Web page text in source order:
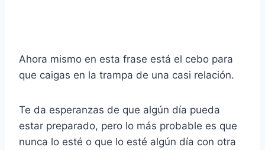
Ahora mismo en esta frase está el cebo para
que caigas en la trampa de una casi relación.
Te da esperanzas de que algún día pueda
estar preparado, pero lo más probable es que
nunca lo esté o que lo esté algún día con otra